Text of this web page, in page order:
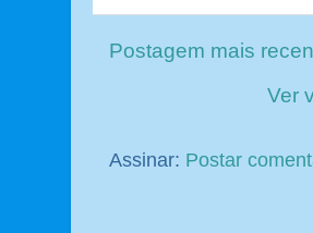
Postagem mais
Ver
Assinar: Postar